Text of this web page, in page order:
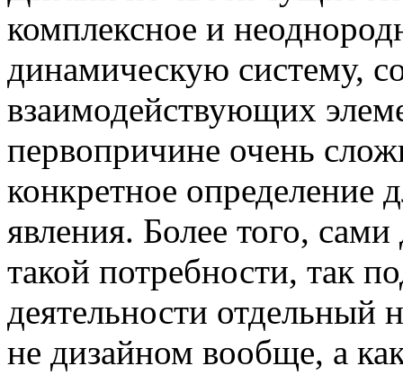
комплексное и
динамическую систему,
взаимодействующих
первопричине очень
конкретное определение
явления. Более того,
такой потребности, так
деятельности отдельный
не дизайном вообще, а